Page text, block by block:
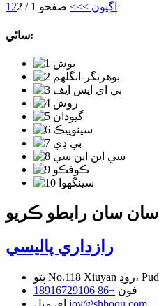
12 اڳيون >>> صفحو 1 / 2
ساٿي:
اسان سان رابطو ڪريو
رازداري پاليسي
پتو
فون +86 18916729106
اي ميل joy@shboqu.com